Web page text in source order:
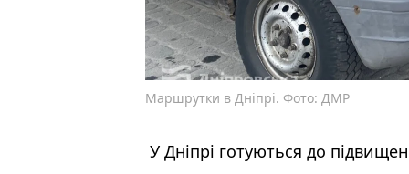
Маршрутки в Дніпрі. Фото: ДМР
У Дніпрі готуються до